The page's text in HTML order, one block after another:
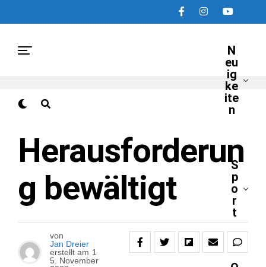
N
eu
ig
ke
ite
n
S
p
o
r
t
Herausforderun
g bewältigt
von
Jan Dreier
erstellt am 1
5. November